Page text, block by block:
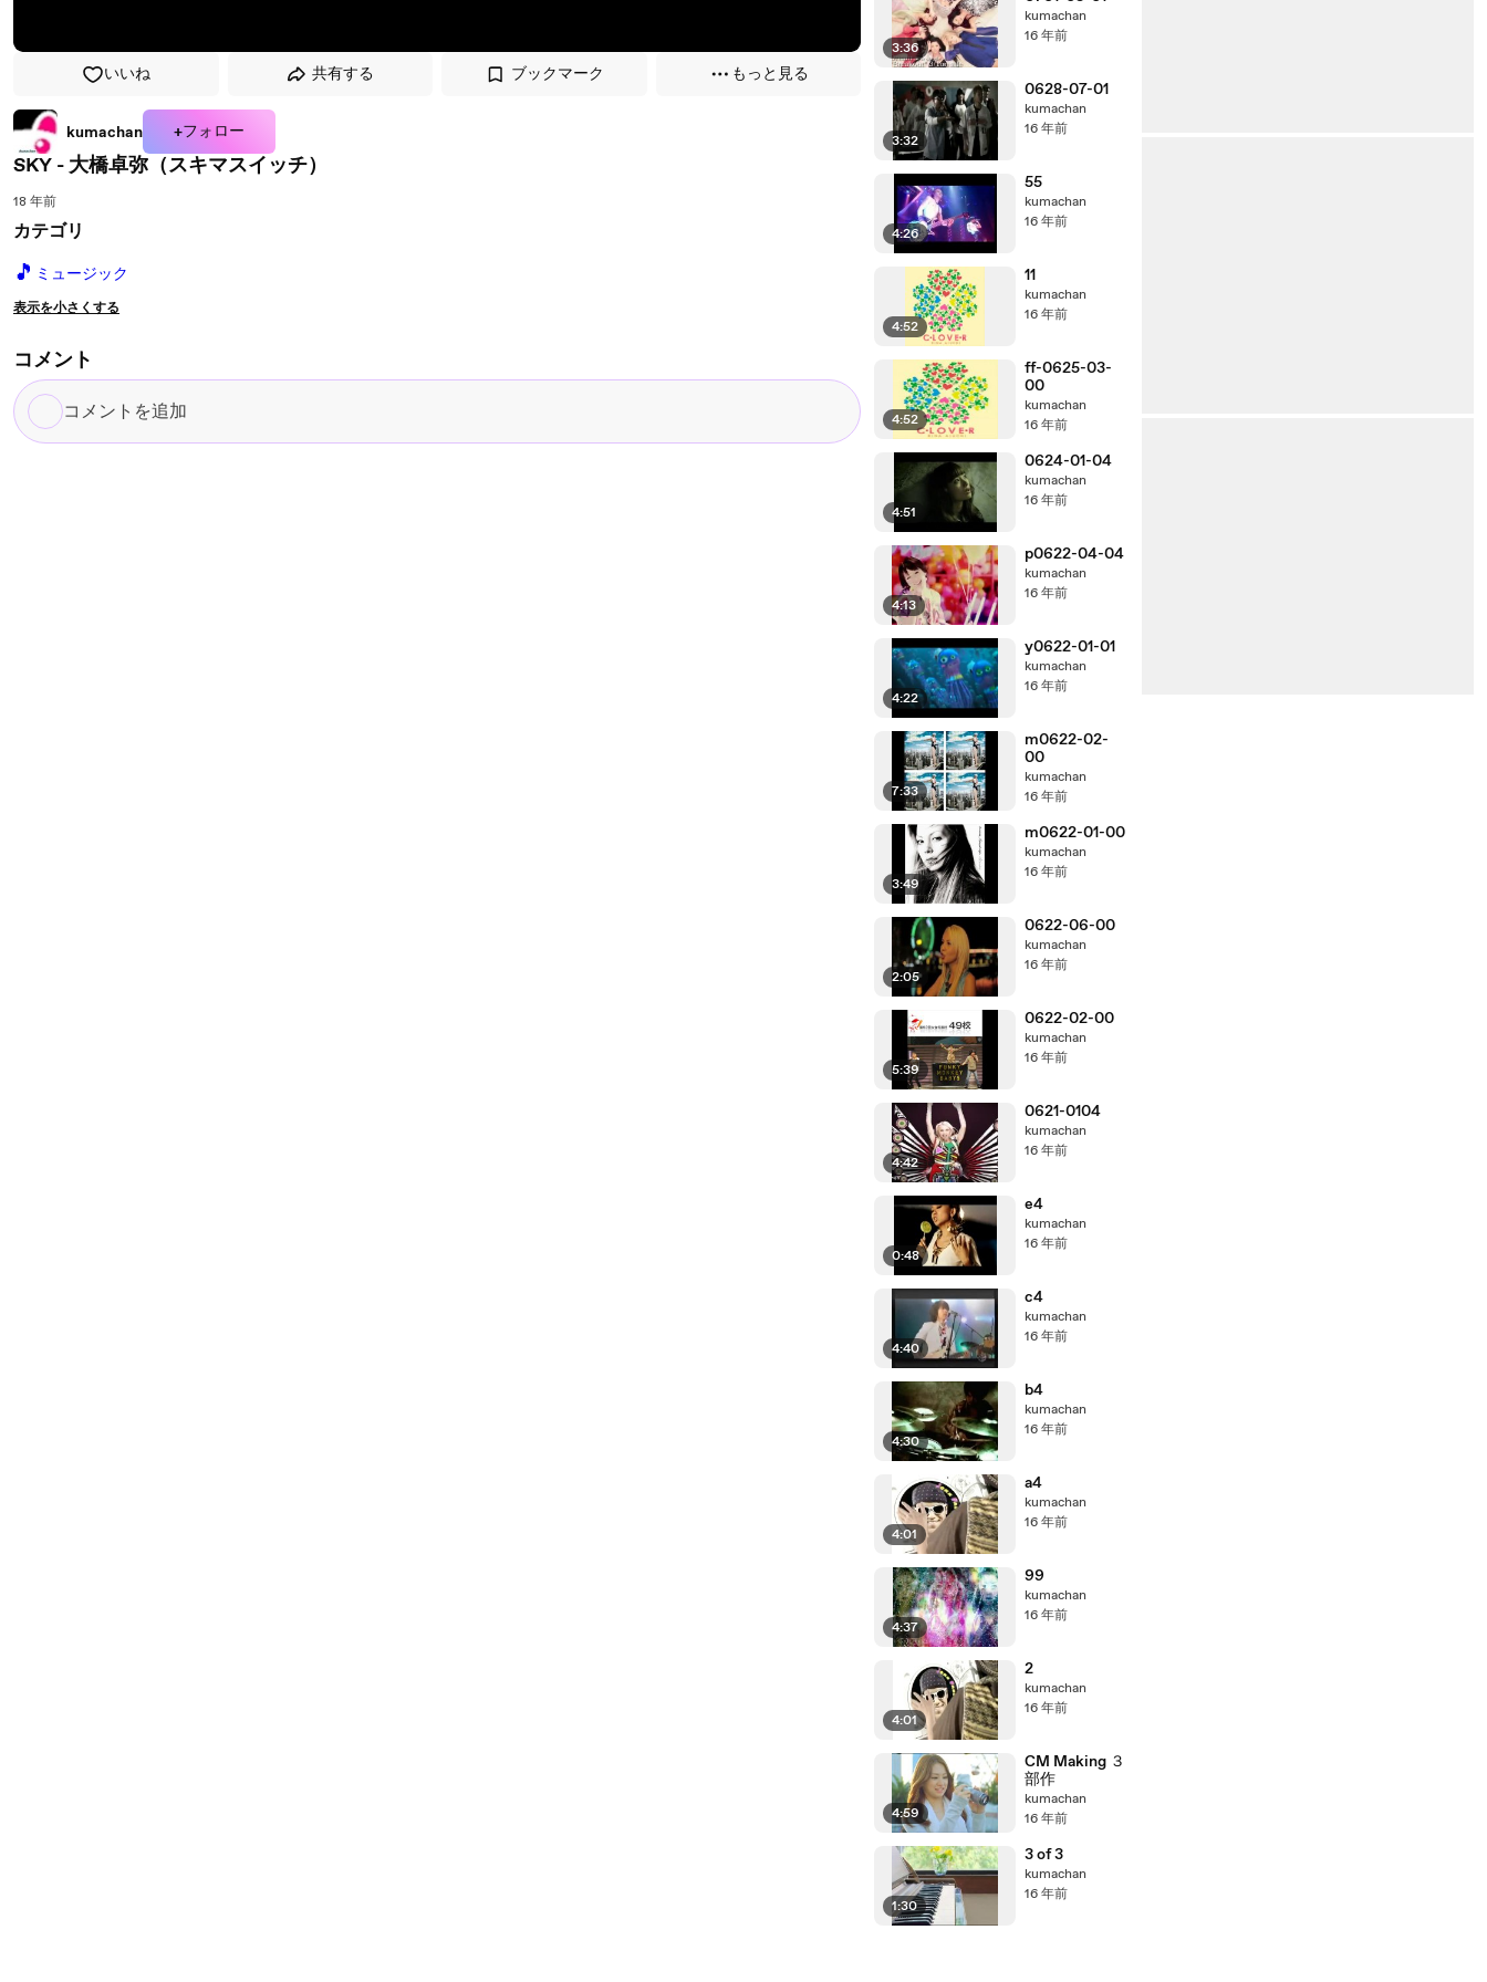
いいね 共有する ブックマーク もっと見る
kumachan +フォロー
SKY - 大橋卓弥（スキマスイッチ）
18 年前
カテゴリ
🎵 ミュージック
表示を小さくする
コメント
コ
メ
3:36
kumachan
16 年前
3:32
0628-07-01
kumachan
16 年前
4:26
55
kumachan
16 年前
4:52
11
kumachan
16 年前
4:52
ff-0625-03-
00
kumachan
16 年前
4:51
0624-01-04
kumachan
16 年前
4:13
p0622-04-04
kumachan
16 年前
4:22
y0622-01-01
kumachan
16 年前
7:33
m0622-02-
00
kumachan
16 年前
3:49
m0622-01-00
kumachan
16 年前
2:05
0622-06-00
kumachan
16 年前
5:39
0622-02-00
kumachan
16 年前
4:42
0621-0104
kumachan
16 年前
0:48
e4
kumachan
16 年前
4:40
c4
kumachan
16 年前
4:30
b4
kumachan
16 年前
4:01
a4
kumachan
16 年前
4:37
99
kumachan
16 年前
4:01
2
kumachan
16 年前
4:59
CM Making ３
部作
kumachan
16 年前
1:30
3 of 3
kumachan
16 年前